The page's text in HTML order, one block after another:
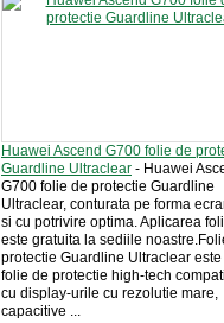
Huawei Ascend G700 folie de
Guardline Ultraclear - Huawei
G700 folie de protectie Guardline
Ultraclear, conturata pe forma
si cu potrivire optima. Aplicarea
este gratuita la sediile
protectie Guardline Ultraclear este
folie de protectie high-tech
cu display-urile cu rezolutie mare,
capacitive ...